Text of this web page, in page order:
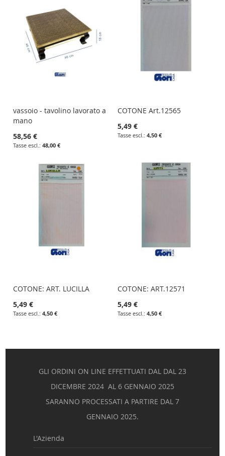
vassoio - tavolino lavorato a
mano
58,56 €
48,00 €
COTONE Art.12565
5,49 €
4,50 €
COTONE: ART. LUCILLA
5,49 €
4,50 €
COTONE: ART.12571
5,49 €
4,50 €
GLI ORDINI ON LINE EFFETTUATI DAL DAL 23
DICEMBRE 2024 AL 6 GENNAIO 2025
SARANNO PROCESSATI A PARTIRE DAL 7
GENNAIO 2025.
L'Azienda